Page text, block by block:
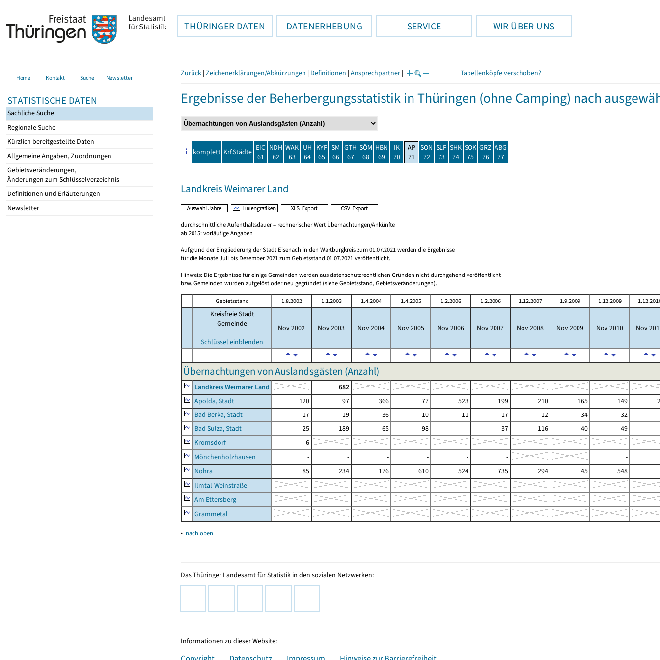
THÜRINGER DATEN DATENERHEBUNG SERVICE WIR ÜBER UNS
Home Kontakt Suche Newsletter
STATISTISCHE DATEN
Sachliche Suche
Regionale Suche
Kürzlich bereitgestellte Daten
Allgemeine Angaben, Zuordnungen
Gebietsveränderungen,
Änderungen zum Schlüsselverzeichnis
Definitionen und Erläuterungen
Newsletter
Zurück | Zeichenerklärungen/Abkürzungen | Definitionen | Ansprechpartner | Tabellenköpfe verschoben?
Ergebnisse der Beherbergungsstatistik in Thüringen (ohne Camping) nach
komplett Krf.Städte EIC
61
NDH
62
WAK
63
UH
64
KYF
65
SM
66
GTH
67
SÖM
68
HBN
69
IK
70
AP
71
SON
72
SLF
73
SHK
74
SOK
75
GRZ
76
ABG
77
Landkreis Weimarer Land
durchschnittliche Aufenthaltsdauer = rechnerischer Wert Übernachtungen/Ankünfte
ab 2015: vorläufige Angaben
Aufgrund der Eingliederung der Stadt Eisenach in den Wartburgkreis zum 01.07.2021 werden die Ergebnisse
für die Monate Juli bis Dezember 2021 zum Gebietsstand 01.07.2021 veröffentlicht.
Hinweis: Die Ergebnisse für einige Gemeinden werden aus datenschutzrechtlichen Gründen nicht durchgehend veröffentlicht
bzw. Gemeinden wurden aufgelöst oder neu gegründet (siehe Gebietsstand, Gebietsveränderungen).
Gebietsstand 1.8.2002 1.1.2003 1.4.2004 1.4.2005 1.2.2006 1.2.2006 1.12.2007 1.9.2009 1.12.2009
Kreisfreie Stadt
Gemeinde
Schlüssel einblenden
Nov 2002 Nov 2003 Nov 2004 Nov 2005 Nov 2006 Nov 2007 Nov 2008 Nov 2009 Nov 2010 Nov
Übernachtungen von Auslandsgästen (Anzahl)
Landkreis Weimarer Land
682
Apolda, Stadt
120 97 366 77 523 199 210 165 149
Bad Berka, Stadt
17 19 36 10 11 17 12 34
32
Bad Sulza, Stadt
25 189 65 98 - 37 116 40
49
Kromsdorf
6
Mönchenholzhausen
- - - - - -
-
Nohra
85 234 176 610 524 735 294 45
548
Ilmtal-Weinstraße
Am Ettersberg
Grammetal
▴ nach oben
Das Thüringer Landesamt für Statistik in den sozialen Netzwerken:
Informationen zu dieser Website: